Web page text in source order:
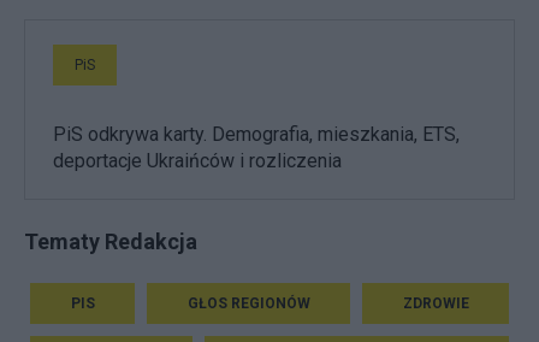
PiS
PiS odkrywa karty. Demografia, mieszkania, ETS,
deportacje Ukraińców i rozliczenia
Tematy Redakcja
PIS GŁOS REGIONÓW ZDROWIE